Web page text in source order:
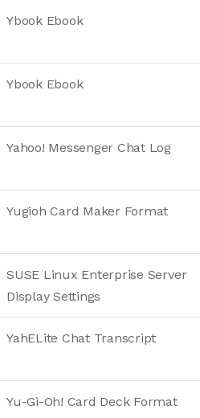
Ybook Ebook
Ybook Ebook
Yahoo! Messenger Chat Log
Yugioh Card Maker Format
SUSE Linux Enterprise Server
Display Settings
YahELite Chat Transcript
Yu-Gi-Oh! Card Deck Format